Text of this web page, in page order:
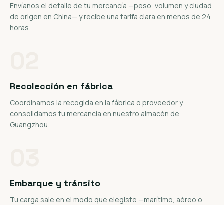
Envíanos el detalle de tu mercancía —peso, volumen y ciudad
de origen en China— y recibe una tarifa clara en menos de 24
horas.
Recolección en fábrica
Coordinamos la recogida en la fábrica o proveedor y
consolidamos tu mercancía en nuestro almacén de
Guangzhou.
Embarque y tránsito
Tu carga sale en el modo que elegiste —marítimo, aéreo o